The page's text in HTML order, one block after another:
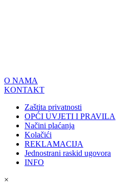
O NAMA
KONTAKT
Zaštita privatnosti
OPĆI UVJETI I PRAVILA
Načini plaćanja
Kolačići
REKLAMACIJA
Jednostrani raskid ugovora
INFO
×